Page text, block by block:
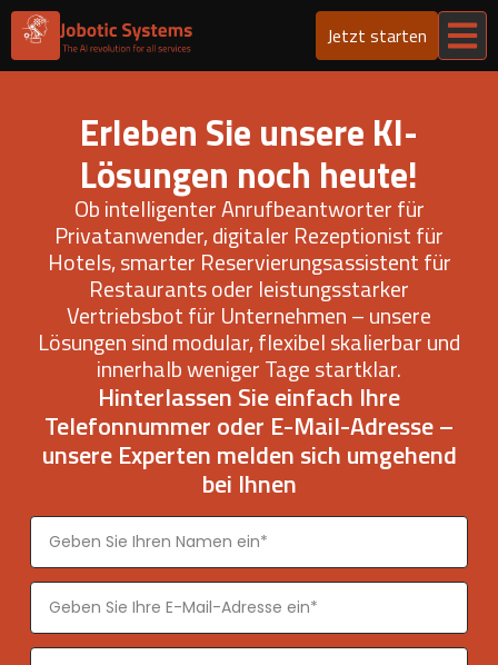
Jetzt starten
Erleben Sie unsere KI-
Lösungen noch heute!
Ob intelligenter Anrufbeantworter für
Privatanwender, digitaler Rezeptionist für
Hotels, smarter Reservierungsassistent für
Restaurants oder leistungsstarker
Vertriebsbot für Unternehmen – unsere
Lösungen sind modular, flexibel skalierbar und
innerhalb weniger Tage startklar.
Hinterlassen Sie einfach Ihre
Telefonnummer oder E-Mail-Adresse –
unsere Experten melden sich umgehend
bei Ihnen